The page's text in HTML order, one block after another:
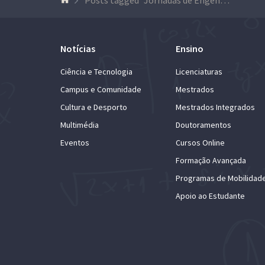
Notícias
Ciência e Tecnologia
Campus e Comunidade
Cultura e Desporto
Multimédia
Eventos
Ensino
Licenciaturas
Mestrados
Mestrados Integrados
Doutoramentos
Cursos Online
Formação Avançada
Programas de
Apoio ao Estudante